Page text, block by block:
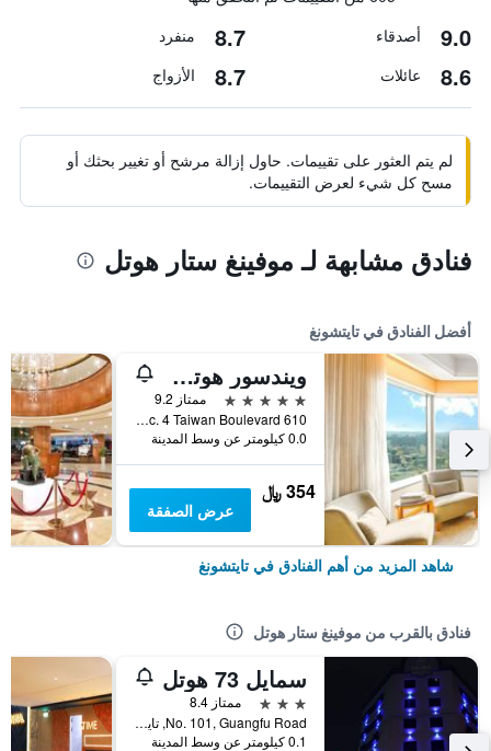
9.0 أصدقاء 8.7 منفرد
8.6 عائلات 8.7 الأزواج
لم يتم العثور على تقييمات. حاول إزالة مرشح أو تغيير بحثك أو
مسح كل شيء لعرض التقييمات.
فنادق مشابهة لـ موفينغ ستار هوتل
أفضل الفنادق في تايتشونغ
ويندسور هوتل تايتشونج
5 نجوم
ممتاز 9.2
610 Sec. 4 Taiwan Boulevard, تايتشونغ, تايوان
0.0 كيلومتر عن وسط المدينة
354 ﷼
عرض الصفقة
شاهد المزيد من أهم الفنادق في تايتشونغ
فنادق بالقرب من موفينغ ستار هوتل
سمايل 73 هوتل
3 نجوم
ممتاز 8.4
No. 101, Guangfu Road, تايتشونغ, تايوان
0.1 كيلومتر عن وسط المدينة